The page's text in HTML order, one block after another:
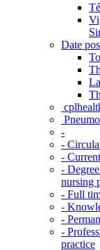
Date
-
-
-
-
nursing
- Full
-
-
-
practice